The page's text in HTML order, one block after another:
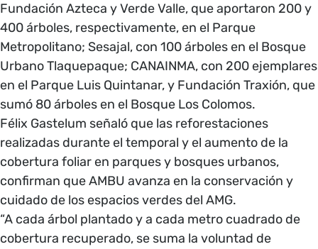
Fundación Azteca y Verde Valle, que aportaron 200 y
400 árboles, respectivamente, en el Parque
Metropolitano; Sesajal, con 100 árboles en el Bosque
Urbano Tlaquepaque; CANAINMA, con 200 ejemplares
en el Parque Luis Quintanar, y Fundación Traxión, que
sumó 80 árboles en el Bosque Los Colomos.
Félix Gastelum señaló que las reforestaciones
realizadas durante el temporal y el aumento de la
cobertura foliar en parques y bosques urbanos,
confirman que AMBU avanza en la conservación y
cuidado de los espacios verdes del AMG.
“A cada árbol plantado y a cada metro cuadrado de
cobertura recuperado, se suma la voluntad de